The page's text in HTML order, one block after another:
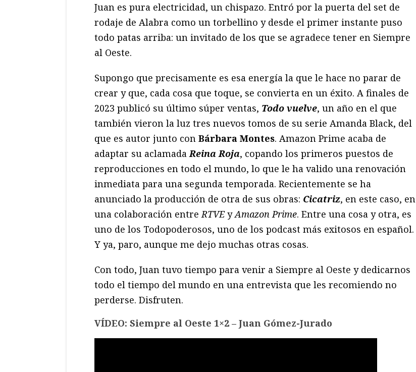
Juan es pura electricidad, un chispazo. Entró por la puerta del set de
rodaje de Alabra como un torbellino y desde el primer instante puso
todo patas arriba: un invitado de los que se agradece tener en Siempre
al Oeste.
Supongo que precisamente es esa energía la que le hace no parar de
crear y que, cada cosa que toque, se convierta en un éxito. A finales de
2023 publicó su último súper ventas, Todo vuelve, un año en el que
también vieron la luz tres nuevos tomos de su serie Amanda Black, del
que es autor junto con Bárbara Montes. Amazon Prime acaba de
adaptar su aclamadaReina Roja, copando los primeros puestos de
reproducciones en todo el mundo, lo que le ha valido una renovación
inmediata para una segunda temporada. Recientemente se ha
anunciado la producción de otra de sus obras: Cicatriz, en este caso, en
una colaboración entreRTVEyAmazon Prime. Entre una cosa y otra, es
uno de los Todopoderosos, uno de los podcast más exitosos en español.
Y ya, paro, aunque me dejo muchas otras cosas.
Con todo, Juan tuvo tiempo para venir a Siempre al Oeste y dedicarnos
todo el tiempo del mundo en una entrevista que les recomiendo no
perderse. Disfruten.
VÍDEO: Siempre al Oeste 1×2 – Juan Gómez-Jurado